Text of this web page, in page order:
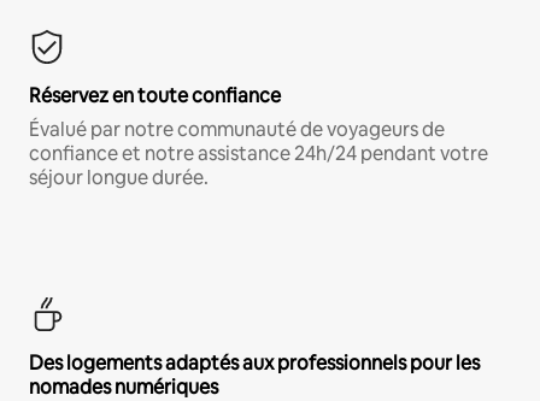
Réservez en toute confiance
Évalué par notre communauté de voyageurs de
confiance et notre assistance 24h/24 pendant votre
séjour longue durée.
Des logements adaptés aux professionnels pour les
nomades numériques